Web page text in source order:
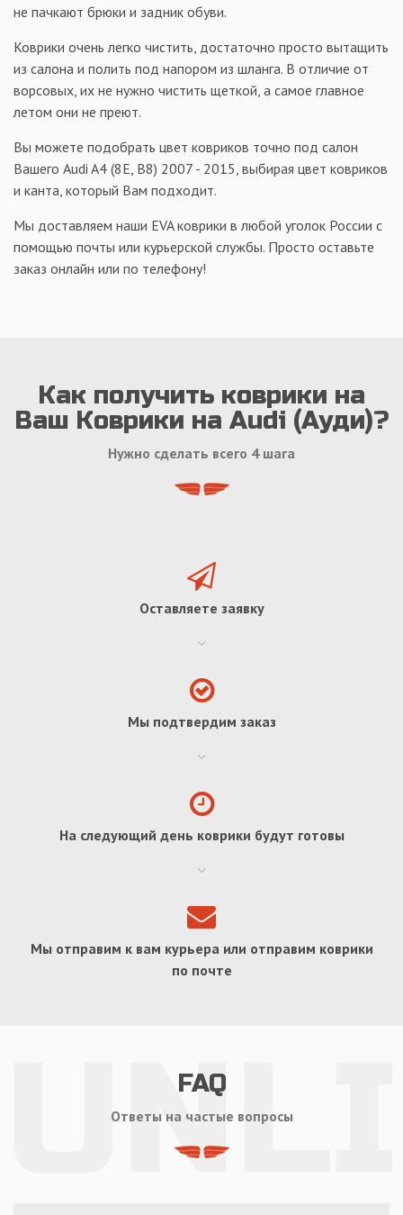
не пачкают брюки и задник обуви.
Коврики очень легко чистить, достаточно просто вытащить
из салона и полить под напором из шланга. В отличие от
ворсовых, их не нужно чистить щеткой, а самое главное
летом они не преют.
Вы можете подобрать цвет ковриков точно под салон
Вашего Audi A4 (8E, B8) 2007 - 2015, выбирая цвет ковриков
и канта, который Вам подходит.
Мы доставляем наши EVA коврики в любой уголок России с
помощью почты или курьерской службы. Просто оставьте
заказ онлайн или по телефону!
Как получить коврики на
Ваш Коврики на Audi (Ауди)?
Нужно сделать всего 4 шага
Оставляете заявку
Мы подтвердим заказ
На следующий день коврики будут готовы
Мы отправим к вам курьера или отправим коврики
по почте
FAQ
Ответы на частые вопросы